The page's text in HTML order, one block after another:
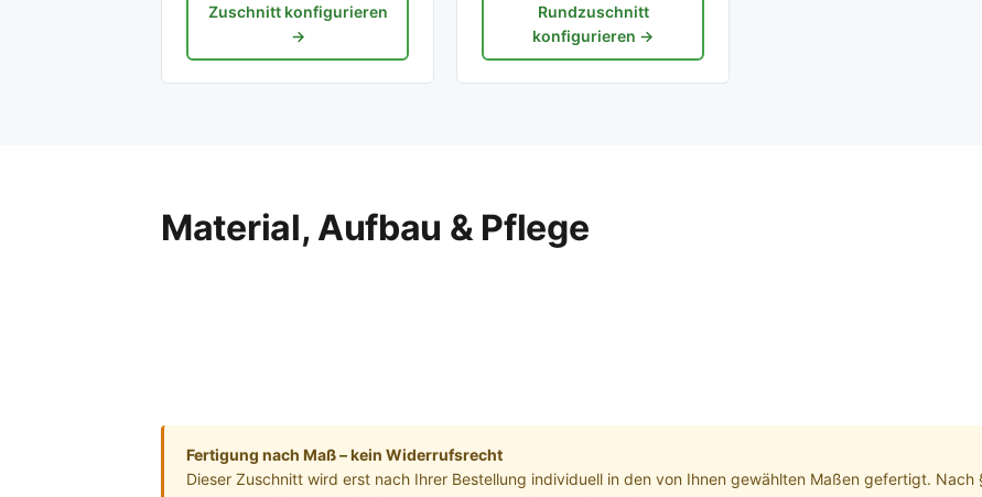
Zuschnitt konfigurieren
→
Rundzuschnitt
konfigurieren →
Material, Aufbau & Pflege
Fertigung nach Maß – kein Widerrufsrecht
Dieser Zuschnitt wird erst nach Ihrer Bestellung individuell in den von Ihnen gewählten Maßen gefertigt. Nach